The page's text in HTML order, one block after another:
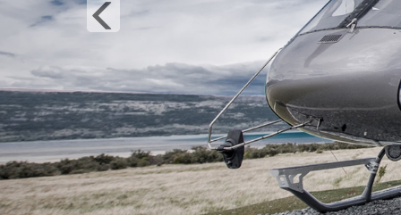
飞机之家龙虎山清明节踏青之旅正式开启
飞机之家空中广告引爆山西吕梁中阳县上空
飞机之家集团正式签约独家承包运营新疆玉其塔什景
阳泉一架价值500多万的红色罗宾逊直升机开展静展活
济南一小伙新婚现场，租价值500多万的直升机助阵